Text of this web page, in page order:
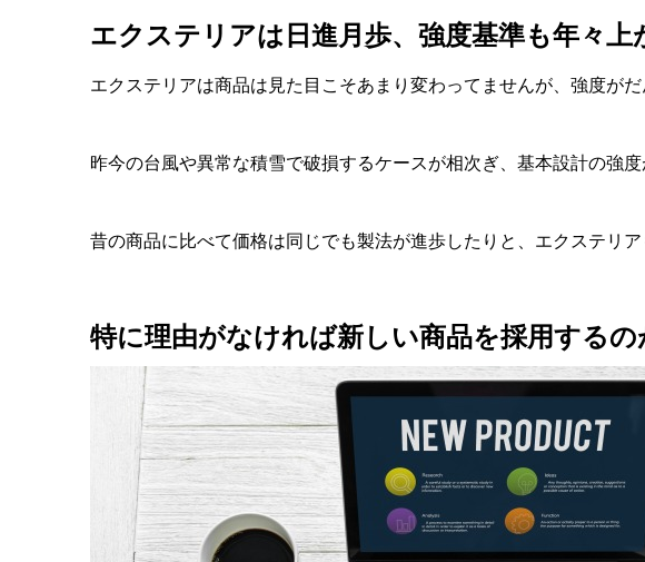
エクステリアは日進月歩、強度基準も年々上
エクステリアは商品は見た目こそあまり変わってませんが、強度がだ
昨今の台風や異常な積雪で破損するケースが相次ぎ、基本設計の強度
昔の商品に比べて価格は同じでも製法が進歩したりと、エクステリア
特に理由がなければ新しい商品を採用するの